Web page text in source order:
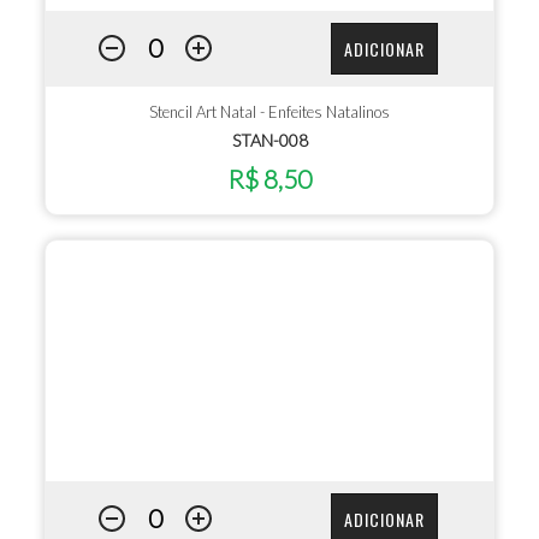
ADICIONAR
Stencil Art Natal - Enfeites Natalinos
STAN-008
R$ 8,50
ADICIONAR